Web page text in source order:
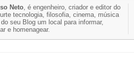
Neto, é engenheiro, criador e editor do
tecnologia, filosofia, cinema, música
seu Blog um local para informar,
e homenagear.